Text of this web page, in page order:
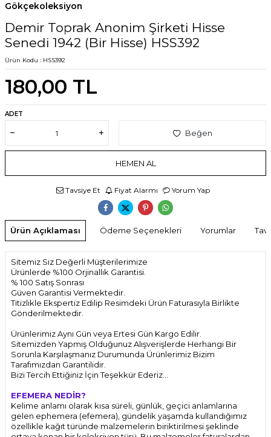
Gökçekoleksiyon
Demir Toprak Anonim Şirketi Hisse
Senedi 1942 (Bir Hisse) HSS392
Ürün Kodu : HSS392
180,00 TL
ADET
Beğen
HEMEN AL
Tavsiye Et Fiyat Alarmı Yorum Yap
Ürün Açıklaması Ödeme Seçenekleri Yorumlar
Sitemiz Siz Değerli Müşterilerimize
Ürünlerde %100 Orjinallık Garantisi.
% 100 Satış Sonrası
Güven Garantisi Vermektedir.
Titizlikle Ekspertiz Edilip Resimdeki Ürün Faturasıyla Birlikte
Gönderilmektedir.
Ürünlerimiz Aynı Gün veya Ertesi Gün Kargo Edilir.
Sitemizden Yapmış Olduğunuz Alışverişlerde Herhangi Bir
Sorunla Karşılaşmanız Durumunda Ürünlerimiz Bizim
Tarafımızdan Garantilidir.
Bizi Tercih Ettiğiniz İçin Teşekkür Ederiz...
EFEMERA NEDİR?
Kelime anlamı olarak kısa süreli, günlük, geçici anlamlarına
gelen ephemera (efemera), gündelik yaşamda kullandığımız
özellikle kağıt türünde malzemelerin biriktirilmesi şeklinde